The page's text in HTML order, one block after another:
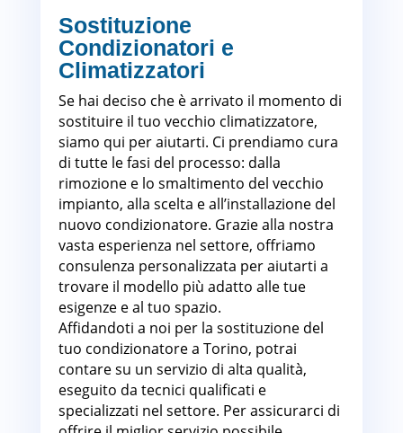
Sostituzione
Condizionatori e
Climatizzatori
Se hai deciso che è arrivato il momento di
sostituire il tuo vecchio climatizzatore,
siamo qui per aiutarti. Ci prendiamo cura
di tutte le fasi del processo: dalla
rimozione e lo smaltimento del vecchio
impianto, alla scelta e all’installazione del
nuovo condizionatore. Grazie alla nostra
vasta esperienza nel settore, offriamo
consulenza personalizzata per aiutarti a
trovare il modello più adatto alle tue
esigenze e al tuo spazio.
Affidandoti a noi per la sostituzione del
tuo condizionatore a Torino, potrai
contare su un servizio di alta qualità,
eseguito da tecnici qualificati e
specializzati nel settore. Per assicurarci di